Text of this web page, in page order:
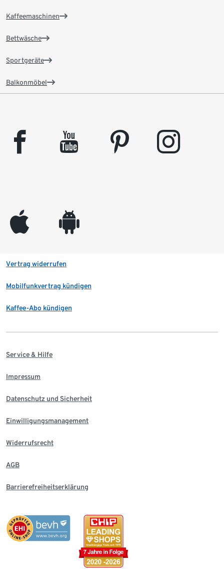
Kaffeemaschinen
Bettwäsche
Sportgeräte
Balkonmöbel
facebook youtube pinterest instagram
appleinc android
Vertrag widerrufen
Mobilfunkvertrag kündigen
Kaffee-Abo kündigen
Service & Hilfe
Impressum
Datenschutz und Sicherheit
Einwilligungsmanagement
Widerrufsrecht
AGB
Barrierefreiheitserklärung